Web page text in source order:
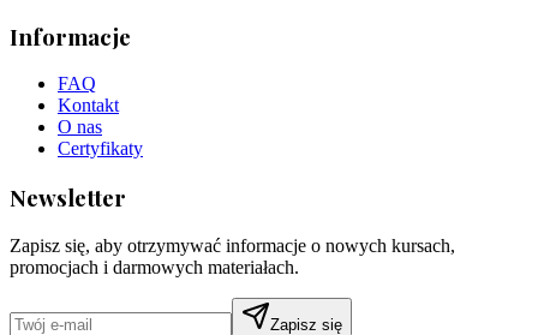
Informacje
FAQ
Kontakt
O nas
Certyfikaty
Newsletter
Zapisz się, aby otrzymywać informacje o nowych kursach,
promocjach i darmowych materiałach.
Zapisz się